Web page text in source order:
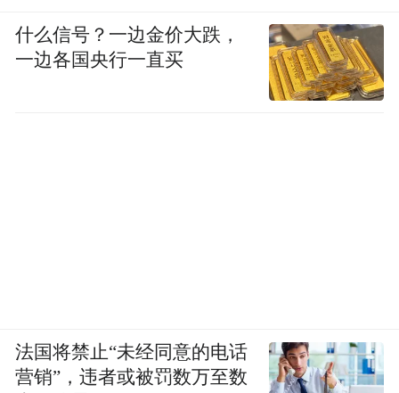
什么信号？一边金价大跌，
一边各国央行一直买
法国将禁止“未经同意的电话
营销”，违者或被罚数万至数